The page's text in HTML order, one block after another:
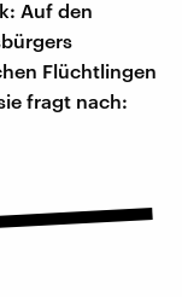
Auf den
Flüchtlingen
fragt nach: